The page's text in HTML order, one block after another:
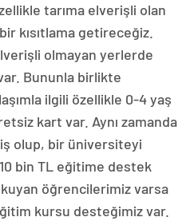
tarıma elverişli olan
kısıtlama getireceğiz.
olmayan yerlerde
Bununla birlikte
ilgili özellikle 0-4 yaş
kart var. Aynı zamanda
olup, bir üniversiteyi
bin TL eğitime destek
öğrencilerimiz varsa
kursu desteğimiz var.